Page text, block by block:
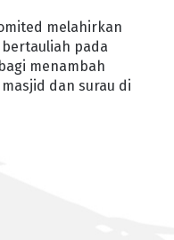
melahirkan
pada
menambah
dan surau di